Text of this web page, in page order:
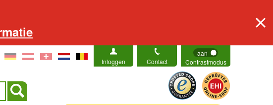
Inloggen Contact
aan
Contrastmodus